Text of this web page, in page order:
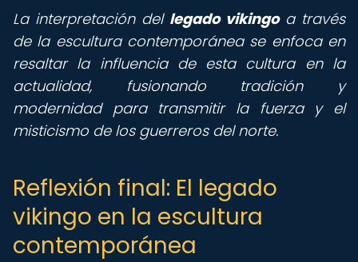
La interpretación del legado vikingoa través
de la escultura contemporánea se enfoca en
resaltar la influencia de esta cultura en la
actualidad, fusionando tradición y
modernidad para transmitir la fuerza y el
misticismo de los guerreros del norte.
Reflexión final: El legado
vikingo en la escultura
contemporánea